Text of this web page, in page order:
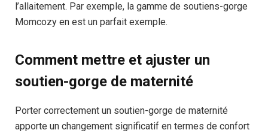
l’allaitement. Par exemple, la gamme de soutiens-gorge
Momcozy en est un parfait exemple.
Comment mettre et ajuster un
soutien-gorge de maternité
Porter correctement un soutien-gorge de maternité
apporte un changement significatif en termes de confort